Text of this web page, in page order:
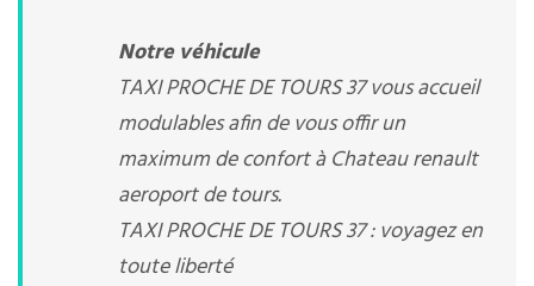
Notre véhicule
TAXI PROCHE DE TOURS 37 vous accueil
modulables afin de vous offir un
maximum de confort à Chateau renault
aeroport de tours.
TAXI PROCHE DE TOURS 37 : voyagez en
toute liberté